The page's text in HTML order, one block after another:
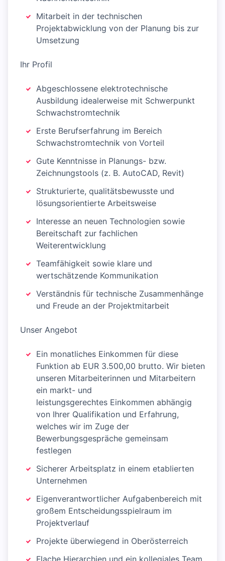
Mitarbeit in der technischen
Projektabwicklung von der Planung bis zur
Umsetzung
Ihr Profil
Abgeschlossene elektrotechnische
Ausbildung idealerweise mit Schwerpunkt
Schwachstromtechnik
Erste Berufserfahrung im Bereich
Schwachstromtechnik von Vorteil
Gute Kenntnisse in Planungs- bzw.
Zeichnungstools (z. B. AutoCAD, Revit)
Strukturierte, qualitätsbewusste und
lösungsorientierte Arbeitsweise
Interesse an neuen Technologien sowie
Bereitschaft zur fachlichen
Weiterentwicklung
Teamfähigkeit sowie klare und
wertschätzende Kommunikation
Verständnis für technische Zusammenhänge
und Freude an der Projektmitarbeit
Unser Angebot
Ein monatliches Einkommen für diese
Funktion ab EUR 3.500,00 brutto. Wir bieten
unseren Mitarbeiterinnen und Mitarbeitern
ein markt- und
leistungsgerechtes Einkommen abhängig
von Ihrer Qualifikation und Erfahrung,
welches wir im Zuge der
Bewerbungsgespräche gemeinsam
festlegen
Sicherer Arbeitsplatz in einem etablierten
Unternehmen
Eigenverantwortlicher Aufgabenbereich mit
großem Entscheidungsspielraum im
Projektverlauf
Projekte überwiegend in Oberösterreich
Flache Hierarchien und ein kollegiales Team